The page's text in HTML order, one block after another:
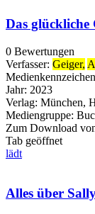
Das glückliche
0 Bewertungen
Verfasser: Geiger,
Jahr: 2023
Verlag: München,
Mediengruppe:
Zum Download
Tab geöffnet
lädt
Alles über